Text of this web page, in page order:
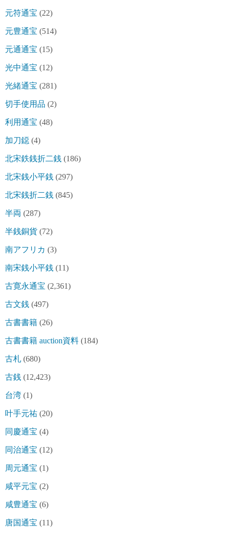
元符通宝 (22)
元豊通宝 (514)
元通通宝 (15)
光中通宝 (12)
光緒通宝 (281)
切手使用品 (2)
利用通宝 (48)
加刀鐚 (4)
北宋鉄銭折二銭 (186)
北宋銭小平銭 (297)
北宋銭折二銭 (845)
半両 (287)
半銭銅貨 (72)
南アフリカ (3)
南宋銭小平銭 (11)
古寛永通宝 (2,361)
古文銭 (497)
古書書籍 (26)
古書書籍 auction資料 (184)
古札 (680)
古銭 (12,423)
台湾 (1)
叶手元祐 (20)
同慶通宝 (4)
同治通宝 (12)
周元通宝 (1)
咸平元宝 (2)
咸豊通宝 (6)
唐国通宝 (11)